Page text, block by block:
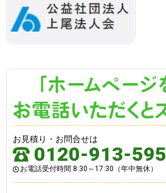
お見積り・お問合せは
0120-913-595
お電話受付時間 8:30～17:30（年中無休）